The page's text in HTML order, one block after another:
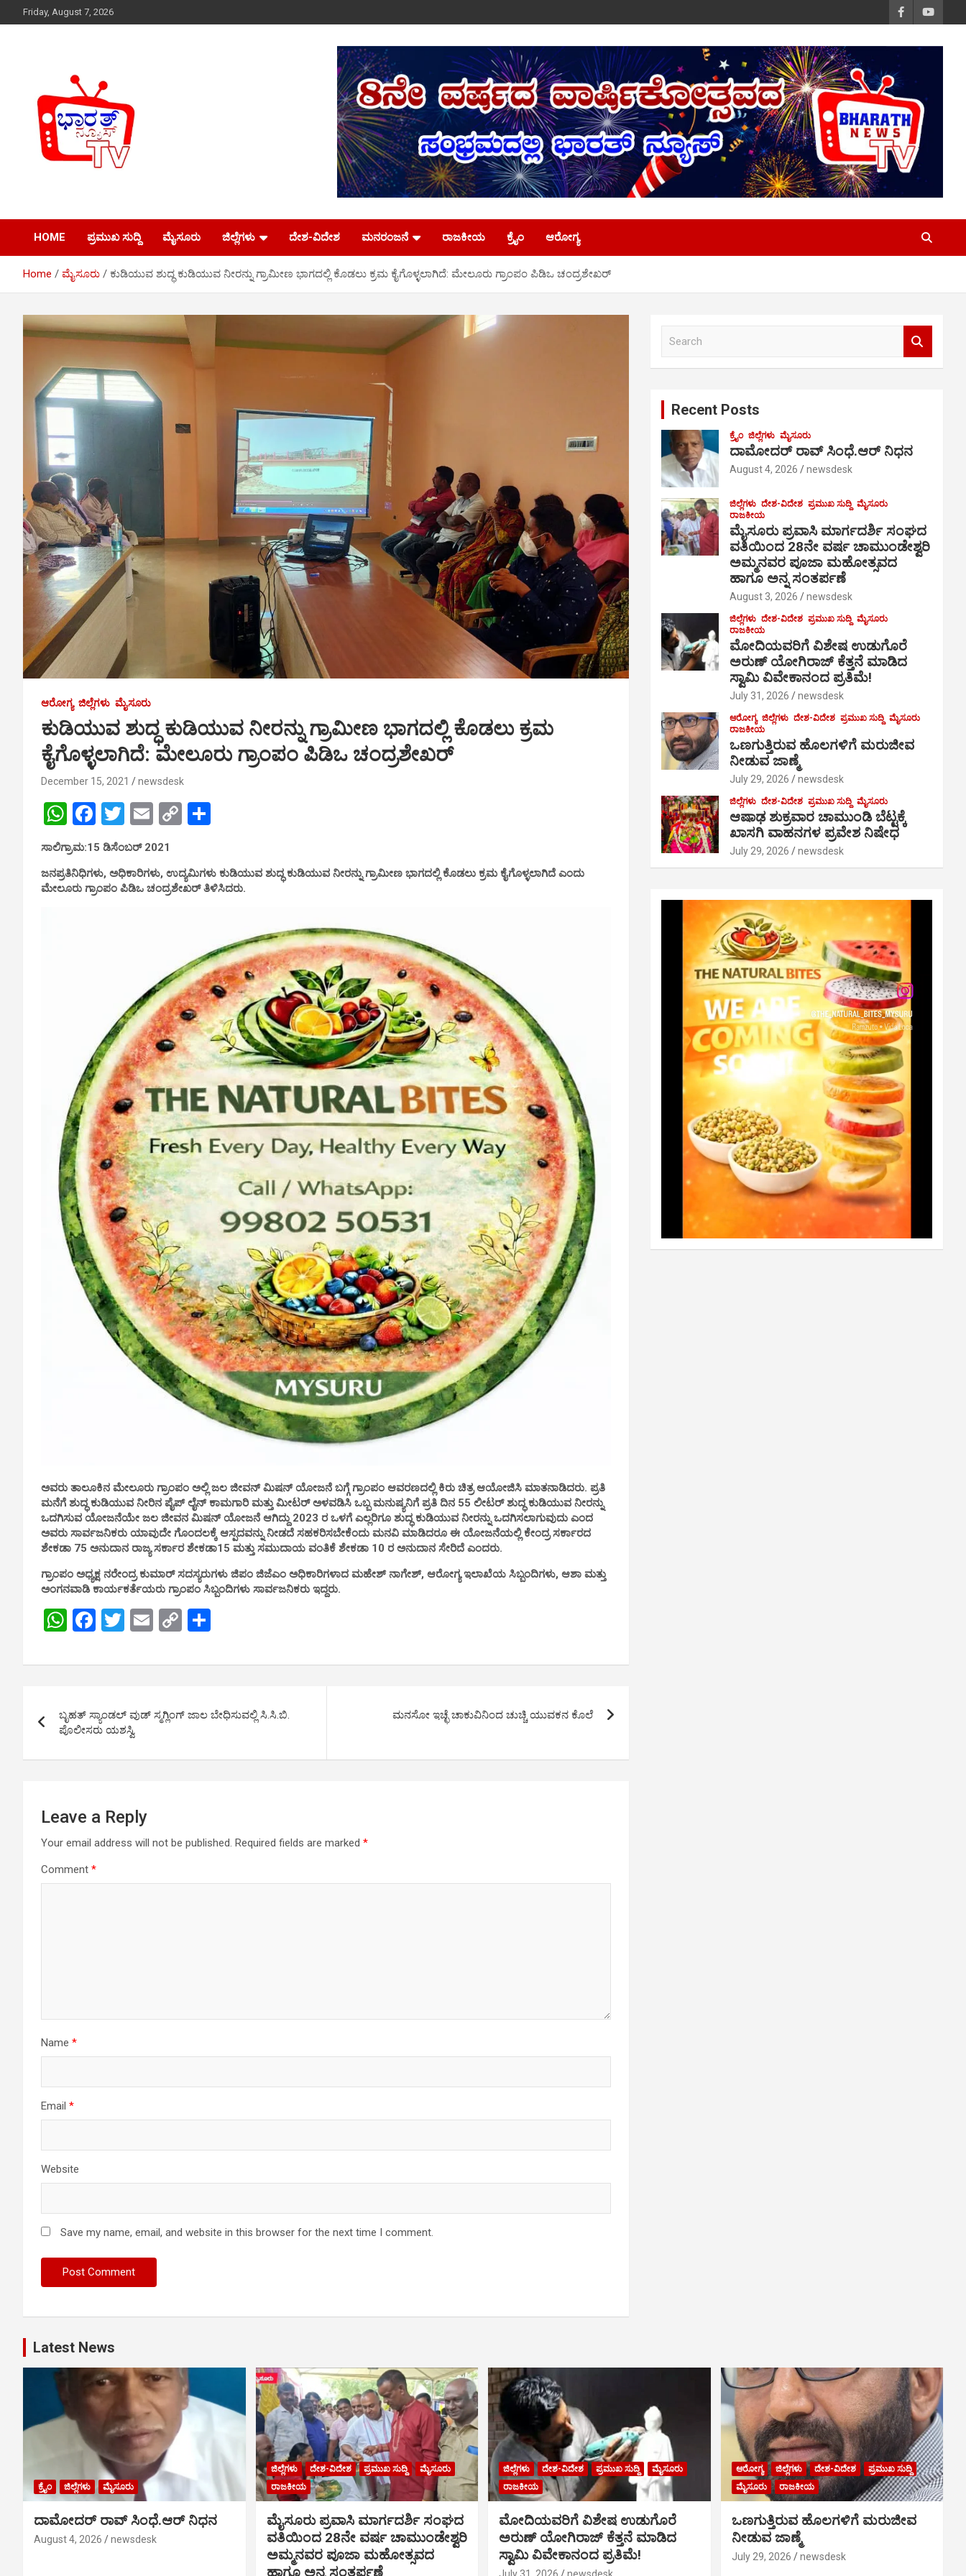
to
Friday, August 7, 2026
HOME ಪ್ರಮುಖ ಸುದ್ದಿ ಮೈಸೂರು ಜಿಲ್ಲೆಗಳು ದೇಶ-ವಿದೇಶ ಮನರಂಜನೆ ರಾಜಕೀಯ ಕ್ರೈಂ ಆರೋಗ್ಯ
Home ಮೈಸೂರು ಕುಡಿಯುವ ಶುದ್ಧ ಕುಡಿಯುವ ನೀರನ್ನು ಗ್ರಾಮೀಣ ಭಾಗದಲ್ಲಿ ಕೊಡಲು ಕ್ರಮ ಕೈಗೊಳ್ಳಲಾಗಿದೆ: ಮೇಲೂರು ಗ್ರಾಂಪಂ ಪಿಡಿಒ ಚಂದ್ರಶೇಖರ್
ಆರೋಗ್ಯ ಜಿಲ್ಲೆಗಳು ಮೈಸೂರು
ಕುಡಿಯುವ ಶುದ್ಧ ಕುಡಿಯುವ ನೀರನ್ನು ಗ್ರಾಮೀಣ ಭಾಗದಲ್ಲಿ ಕೊಡಲು ಕ್ರಮ
ಕೈಗೊಳ್ಳಲಾಗಿದೆ: ಮೇಲೂರು ಗ್ರಾಂಪಂ ಪಿಡಿಒ ಚಂದ್ರಶೇಖರ್
December 15, 2021 newsdesk
W
at
s
F
a
ce
b
T
wi
tt
er
E
m
ail
C
Li e
ಸಾಲಿಗ್ರಾಮ:15 ಡಿಸೆಂಬರ್ 2021
ಜನಪ್ರತಿನಿಧಿಗಳು, ಅಧಿಕಾರಿಗಳು, ಉದ್ಯಮಿಗಳು ಕುಡಿಯುವ ಶುದ್ಧ ಕುಡಿಯುವ ನೀರನ್ನು ಗ್ರಾಮೀಣ ಭಾಗದಲ್ಲಿ ಕೊಡಲು ಕ್ರಮ ಕೈಗೊಳ್ಳಲಾಗಿದೆ ಎಂದು
ಮೇಲೂರು ಗ್ರಾಂಪಂ ಪಿಡಿಒ ಚಂದ್ರಶೇಖರ್ ತಿಳಿಸಿದರು.
ಅವರು ತಾಲೂಕಿನ ಮೇಲೂರು ಗ್ರಾಂಪಂ ಅಲ್ಲಿ ಜಲ ಜೀವನ್ ಮಿಷನ್ ಯೋಜನೆ ಬಗ್ಗೆ ಗ್ರಾಂಪಂ ಆವರಣದಲ್ಲಿ ಕಿರು ಚಿತ್ರ ಆಯೋಜಿಸಿ ಮಾತನಾಡಿದರು. ಪ್ರತಿ
ಮನೆಗೆ ಶುದ್ಧ ಕುಡಿಯುವ ನೀರಿನ ಪೈಪ್ ಲೈನ್ ಕಾಮಗಾರಿ ಮತ್ತು ಮೀಟರ್ ಅಳವಡಿಸಿ ಒಬ್ಬ ಮನುಷ್ಯನಿಗೆ ಪ್ರತಿ ದಿನ 55 ಲೀಟರ್ ಶುದ್ಧ ಕುಡಿಯುವ ನೀರನ್ನು
ಒದಗಿಸುವ ಯೋಜನೆಯೇ ಜಲ ಜೀವನ ಮಿಷನ್ ಯೋಜನೆ ಆಗಿದ್ದು 2023 ರ ಒಳಗೆ ಎಲ್ಲರಿಗೂ ಶುದ್ಧ ಕುಡಿಯುವ ನೀರನ್ನು ಒದಗಿಸಲಾಗುವುದು ಎಂದ
ಅವರು ಸಾರ್ವಜನಿಕರು ಯಾವುದೇ ಗೊಂದಲಕ್ಕೆ ಆಸ್ಪದವನ್ನು ನೀಡದೆ ಸಹಕರಿಸಬೇಕೆಂದು ಮನವಿ ಮಾಡಿದರೂ ಈ ಯೋಜನೆಯಲ್ಲಿ ಕೇಂದ್ರ ಸರ್ಕಾರದ
ಶೇಕಡಾ 75 ಅನುದಾನ ರಾಜ್ಯ ಸರ್ಕಾರ ಶೇಕಡಾ15 ಮತ್ತು ಸಮುದಾಯ ವಂತಿಕೆ ಶೇಕಡಾ 10 ರ ಅನುದಾನ ಸೇರಿದೆ ಎಂದರು.
ಗ್ರಾಂಪಂ ಅಧ್ಯಕ್ಷ ನರೇಂದ್ರ ಕುಮಾರ್ ಸದಸ್ಯರುಗಳು ಜಿಪಂ ಜಿಜೆಎಂ ಅಧಿಕಾರಿಗಳಾದ ಮಹೇಶ್ ನಾಗೇಶ್, ಆರೋಗ್ಯ ಇಲಾಖೆಯ ಸಿಬ್ಬಂದಿಗಳು, ಆಶಾ ಮತ್ತು
ಅಂಗನವಾಡಿ ಕಾರ್ಯಕರ್ತೆಯರು ಗ್ರಾಂಪಂ ಸಿಬ್ಬಂದಿಗಳು ಸಾರ್ವಜನಿಕರು ಇದ್ದರು.
W
at
A
p
p
F
ce
o
o
k
T
tt
E
ail
C
py
n
ar
navigation
ಬೃಹತ್ ಸ್ಯಾಂಡಲ್ ವುಡ್ ಸ್ಮಗ್ಲಿಂಗ್ ಜಾಲ ಬೇಧಿಸುವಲ್ಲಿ ಸಿ.ಸಿ.ಬಿ.
ಪೊಲೀಸರು ಯಶಸ್ವಿ
ಮನಸೋ ಇಚ್ಛೆ ಚಾಕುವಿನಿಂದ ಚುಚ್ಚಿ ಯುವಕನ ಕೊಲೆ
Leave a Reply
Your email address will not be published. Required fields are marked *
Comment *
Name *
Email *
Website
Save my name, email, and website in this browser for the next time I comment.
Recent Posts
ಕ್ರೈಂ ಜಿಲ್ಲೆಗಳು ಮೈಸೂರು
ದಾಮೋದರ್ ರಾವ್ ಸಿಂಧೆ.ಆರ್ ನಿಧನ
August 4, 2026 newsdesk
ಜಿಲ್ಲೆಗಳು ದೇಶ-ವಿದೇಶ ಪ್ರಮುಖ ಸುದ್ದಿ ಮೈಸೂರು
ರಾಜಕೀಯ
ಮೈಸೂರು ಪ್ರವಾಸಿ ಮಾರ್ಗದರ್ಶಿ ಸಂಘದ
ವತಿಯಿಂದ 28ನೇ ವರ್ಷ ಚಾಮುಂಡೇಶ್ವರಿ
ಅಮ್ಮನವರ ಪೂಜಾ ಮಹೋತ್ಸವದ
ಹಾಗೂ ಅನ್ನ ಸಂತರ್ಪಣೆ
August 3, 2026 newsdesk
ಜಿಲ್ಲೆಗಳು ದೇಶ-ವಿದೇಶ ಪ್ರಮುಖ ಸುದ್ದಿ ಮೈಸೂರು
ರಾಜಕೀಯ
ಮೋದಿಯವರಿಗೆ ವಿಶೇಷ ಉಡುಗೊರೆ
ಅರುಣ್ ಯೋಗಿರಾಜ್ ಕೆತ್ತನೆ ಮಾಡಿದ
ಸ್ವಾಮಿ ವಿವೇಕಾನಂದ ಪ್ರತಿಮೆ!
July 31, 2026 newsdesk
ಆರೋಗ್ಯ ಜಿಲ್ಲೆಗಳು ದೇಶ-ವಿದೇಶ ಪ್ರಮುಖ ಸುದ್ದಿ ಮೈಸೂರು
ರಾಜಕೀಯ
ಒಣಗುತ್ತಿರುವ ಹೊಲಗಳಿಗೆ ಮರುಜೀವ
ನೀಡುವ ಜಾಣ್ಮೆ
July 29, 2026 newsdesk
ಜಿಲ್ಲೆಗಳು ದೇಶ-ವಿದೇಶ ಪ್ರಮುಖ ಸುದ್ದಿ ಮೈಸೂರು
ಆಷಾಢ ಶುಕ್ರವಾರ ಚಾಮುಂಡಿ ಬೆಟ್ಟಕ್ಕೆ
ಖಾಸಗಿ ವಾಹನಗಳ ಪ್ರವೇಶ ನಿಷೇಧ
July 29, 2026 newsdesk
Latest News
ಕ್ರೈಂ ಜಿಲ್ಲೆಗಳು ಮೈಸೂರು
ದಾಮೋದರ್ ರಾವ್ ಸಿಂಧೆ.ಆರ್ ನಿಧನ
August 4, 2026 newsdesk
ಜಿಲ್ಲೆಗಳು ದೇಶ-ವಿದೇಶ ಪ್ರಮುಖ ಸುದ್ದಿ
ಮೈಸೂರು
ರಾಜಕೀಯ
ಮೈಸೂರು ಪ್ರವಾಸಿ ಮಾರ್ಗದರ್ಶಿ ಸಂಘದ
ವತಿಯಿಂದ 28ನೇ ವರ್ಷ ಚಾಮುಂಡೇಶ್ವರಿ
ಅಮ್ಮನವರ ಪೂಜಾ ಮಹೋತ್ಸವದ
ಹಾಗೂ ಅನ್ನ ಸಂತರ್ಪಣೆ
ಜಿಲ್ಲೆಗಳು ದೇಶ-ವಿದೇಶ ಪ್ರಮುಖ ಸುದ್ದಿ
ಮೈಸೂರು
ರಾಜಕೀಯ
ಮೋದಿಯವರಿಗೆ ವಿಶೇಷ ಉಡುಗೊರೆ
ಅರುಣ್ ಯೋಗಿರಾಜ್ ಕೆತ್ತನೆ ಮಾಡಿದ
ಸ್ವಾಮಿ ವಿವೇಕಾನಂದ ಪ್ರತಿಮೆ!
ಆರೋಗ್ಯ ಜಿಲ್ಲೆಗಳು ದೇಶ-ವಿದೇಶ
ಪ್ರಮುಖ ಸುದ್ದಿ
ಮೈಸೂರು
ರಾಜಕೀಯ
ಒಣಗುತ್ತಿರುವ ಹೊಲಗಳಿಗೆ ಮರುಜೀವ
ನೀಡುವ ಜಾಣ್ಮೆ
July 29, 2026 newsdesk